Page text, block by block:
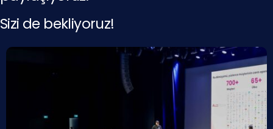
Sizi de bekliyoruz!